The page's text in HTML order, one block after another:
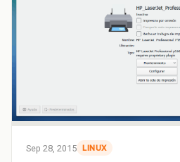
Sep 28, 2015 LINUX